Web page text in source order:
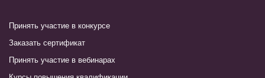
Принять участие в конкурсе
Заказать сертификат
Принять участие в вебинарах